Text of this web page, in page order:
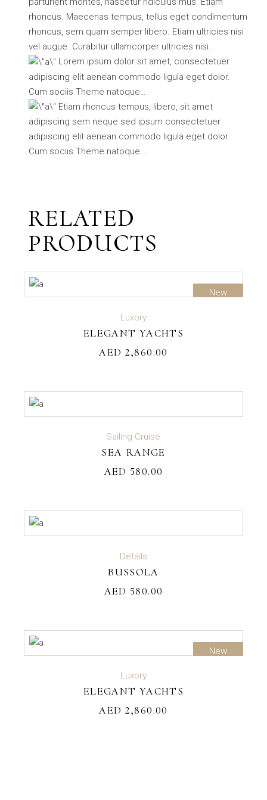
rhoncus. Maecenas tempus, tellus eget condimentum
rhoncus, sem quam semper libero. Etiam ultricies nisi
vel augue. Curabitur ullamcorper ultricies nisi.
Lorem ipsum dolor sit amet, consectetuer
adipiscing elit aenean commodo ligula eget dolor.
Cum sociis Theme natoque…
Etiam rhoncus tempus, libero, sit amet
adipiscing sem neque sed ipsum consectetuer
adipiscing elit aenean commodo ligula eget dolor.
Cum sociis Theme natoque…
RELATED
PRODUCTS
New
ADD TO CART
Luxory
ELEGANT YACHTS
AED 2,860.00
ADD TO CART
Sailing Cruise
SEA RANGE
AED 580.00
ADD TO CART
Details
BUSSOLA
AED 580.00
New
ADD TO CART
Luxory
ELEGANT YACHTS
AED 2,860.00